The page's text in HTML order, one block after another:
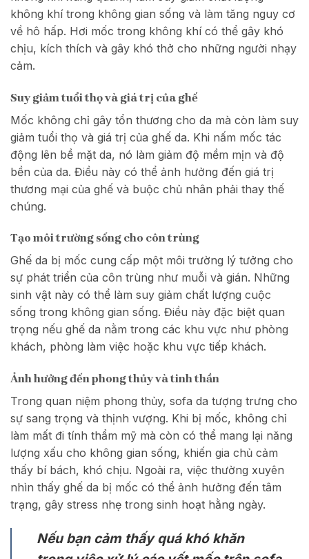
không khí trong không gian sống và làm tăng nguy cơ
về hô hấp. Hơi mốc trong không khí có thể gây khó
chịu, kích thích và gây khó thở cho những người nhạy
cảm.
Suy giảm tuổi thọ và giá trị của ghế
Mốc không chỉ gây tổn thương cho da mà còn làm suy
giảm tuổi thọ và giá trị của ghế da. Khi nấm mốc tác
động lên bề mặt da, nó làm giảm độ mềm mịn và độ
bền của da. Điều này có thể ảnh hưởng đến giá trị
thương mại của ghế và buộc chủ nhân phải thay thế
chúng.
Tạo môi trường sống cho côn trùng
Ghế da bị mốc cung cấp một môi trường lý tưởng cho
sự phát triển của côn trùng như muỗi và gián. Những
sinh vật này có thể làm suy giảm chất lượng cuộc
sống trong không gian sống. Điều này đặc biệt quan
trọng nếu ghế da nằm trong các khu vực như phòng
khách, phòng làm việc hoặc khu vực tiếp khách.
Ảnh hưởng đến phong thủy và tinh thần
Trong quan niệm phong thủy, sofa da tượng trưng cho
sự sang trọng và thịnh vượng. Khi bị mốc, không chỉ
làm mất đi tính thẩm mỹ mà còn có thể mang lại năng
lượng xấu cho không gian sống, khiến gia chủ cảm
thấy bí bách, khó chịu. Ngoài ra, việc thường xuyên
nhìn thấy ghế da bị mốc có thể ảnh hưởng đến tâm
trạng, gây stress nhẹ trong sinh hoạt hằng ngày.
Nếu bạn cảm thấy quá khó khăn